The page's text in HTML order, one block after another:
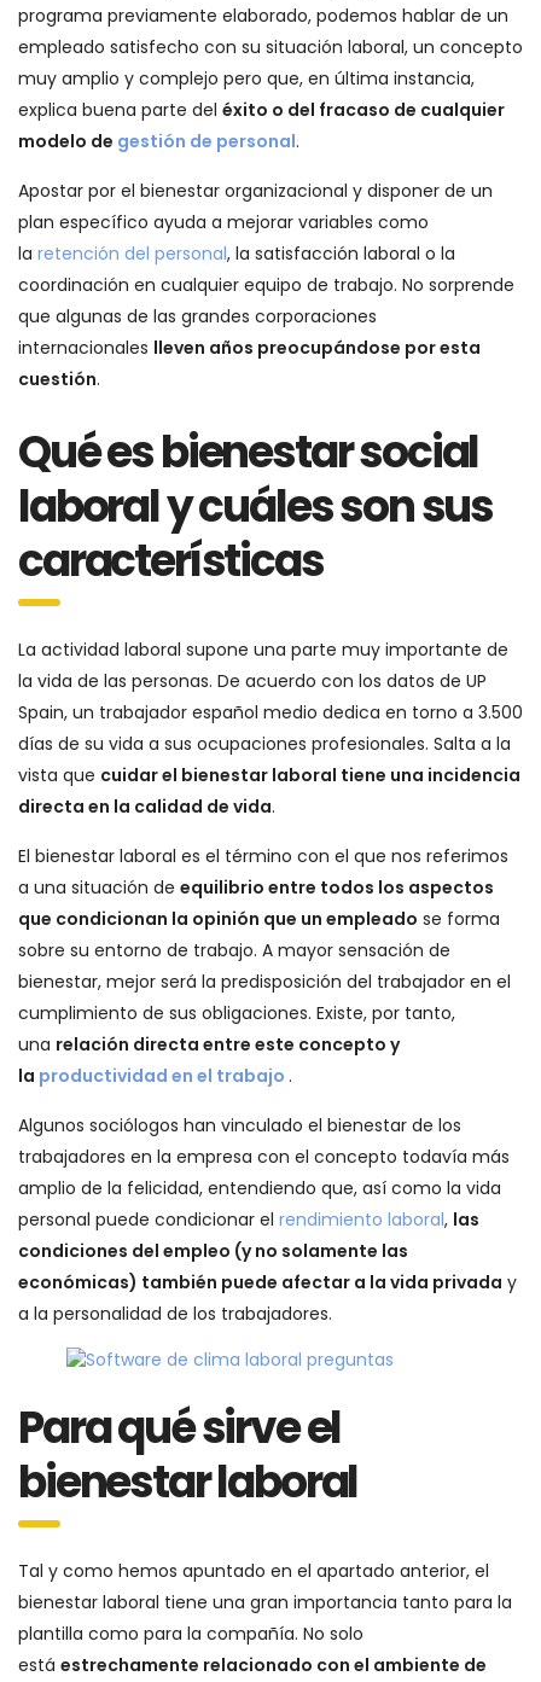
programa previamente elaborado, podemos hablar de un
empleado satisfecho con su situación laboral, un concepto
muy amplio y complejo pero que, en última instancia,
explica buena parte del éxito o del fracaso de cualquier
modelo de gestión de personal.
Apostar por el bienestar organizacional y disponer de un
plan específico ayuda a mejorar variables como
la retención del personal, la satisfacción laboral o la
coordinación en cualquier equipo de trabajo. No sorprende
que algunas de las grandes corporaciones
internacionales lleven años preocupándose por esta
cuestión.
Qué es bienestar social
laboral y cuáles son sus
características
La actividad laboral supone una parte muy importante de
la vida de las personas. De acuerdo con los datos de UP
Spain, un trabajador español medio dedica en torno a 3.500
días de su vida a sus ocupaciones profesionales. Salta a la
vista que cuidar el bienestar laboral tiene una incidencia
directa en la calidad de vida.
El bienestar laboral es el término con el que nos referimos
a una situación de equilibrio entre todos los aspectos
que condicionan la opinión que un empleado se forma
sobre su entorno de trabajo. A mayor sensación de
bienestar, mejor será la predisposición del trabajador en el
cumplimiento de sus obligaciones. Existe, por tanto,
una relación directa entre este concepto y
la productividad en el trabajo .
Algunos sociólogos han vinculado el bienestar de los
trabajadores en la empresa con el concepto todavía más
amplio de la felicidad, entendiendo que, así como la vida
personal puede condicionar el rendimiento laboral, las
condiciones del empleo (y no solamente las
económicas) también puede afectar a la vida privada y
a la personalidad de los trabajadores.
Para qué sirve el
bienestar laboral
Tal y como hemos apuntado en el apartado anterior, el
bienestar laboral tiene una gran importancia tanto para la
plantilla como para la compañía. No solo
está estrechamente relacionado con el ambiente de